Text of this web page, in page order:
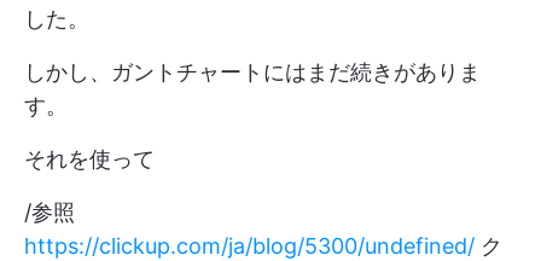
した。
しかし、ガントチャートにはまだ続きがありま
す。
それを使って
/参照
https://clickup.com/ja/blog/5300/undefined/ ク